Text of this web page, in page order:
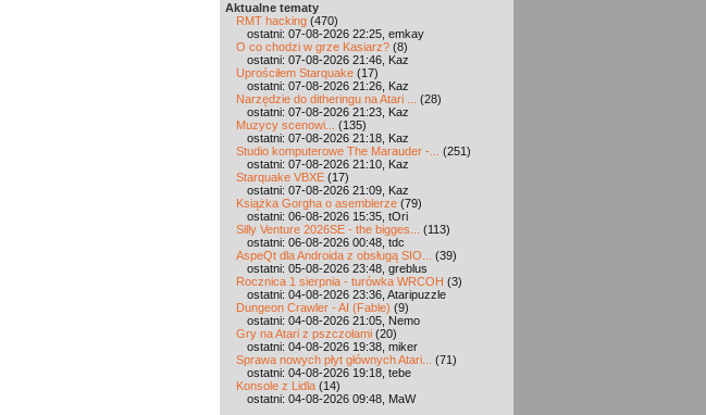
Aktualne tematy
RMT hacking (470)
ostatni: 07-08-2026 22:25, emkay
O co chodzi w grze Kasiarz? (8)
ostatni: 07-08-2026 21:46, Kaz
Uprościłem Starquake (17)
ostatni: 07-08-2026 21:26, Kaz
Narzędzie do ditheringu na Atari ...
(28)
ostatni: 07-08-2026 21:23, Kaz
Muzycy scenowi...
(135)
ostatni: 07-08-2026 21:18, Kaz
Studio komputerowe The Marauder -...
(251)
ostatni: 07-08-2026 21:10, Kaz
Starquake VBXE (17)
ostatni: 07-08-2026 21:09, Kaz
Książka Gorgha o asemblerze (79)
ostatni: 06-08-2026 15:35, tOri
Silly Venture 2026SE - the bigges...
(113)
ostatni: 06-08-2026 00:48, tdc
AspeQt dla Androida z obsługą SIO...
(39)
ostatni: 05-08-2026 23:48, greblus
Rocznica 1 sierpnia - turówka WRCOH (3)
ostatni: 04-08-2026 23:36, Ataripuzzle
Dungeon Crawler - AI (Fable) (9)
ostatni: 04-08-2026 21:05, Nemo
Gry na Atari z pszczołami (20)
ostatni: 04-08-2026 19:38, miker
Sprawa nowych płyt głównych Atari...
(71)
ostatni: 04-08-2026 19:18, tebe
Konsole z Lidla (14)
ostatni: 04-08-2026 09:48, MaW